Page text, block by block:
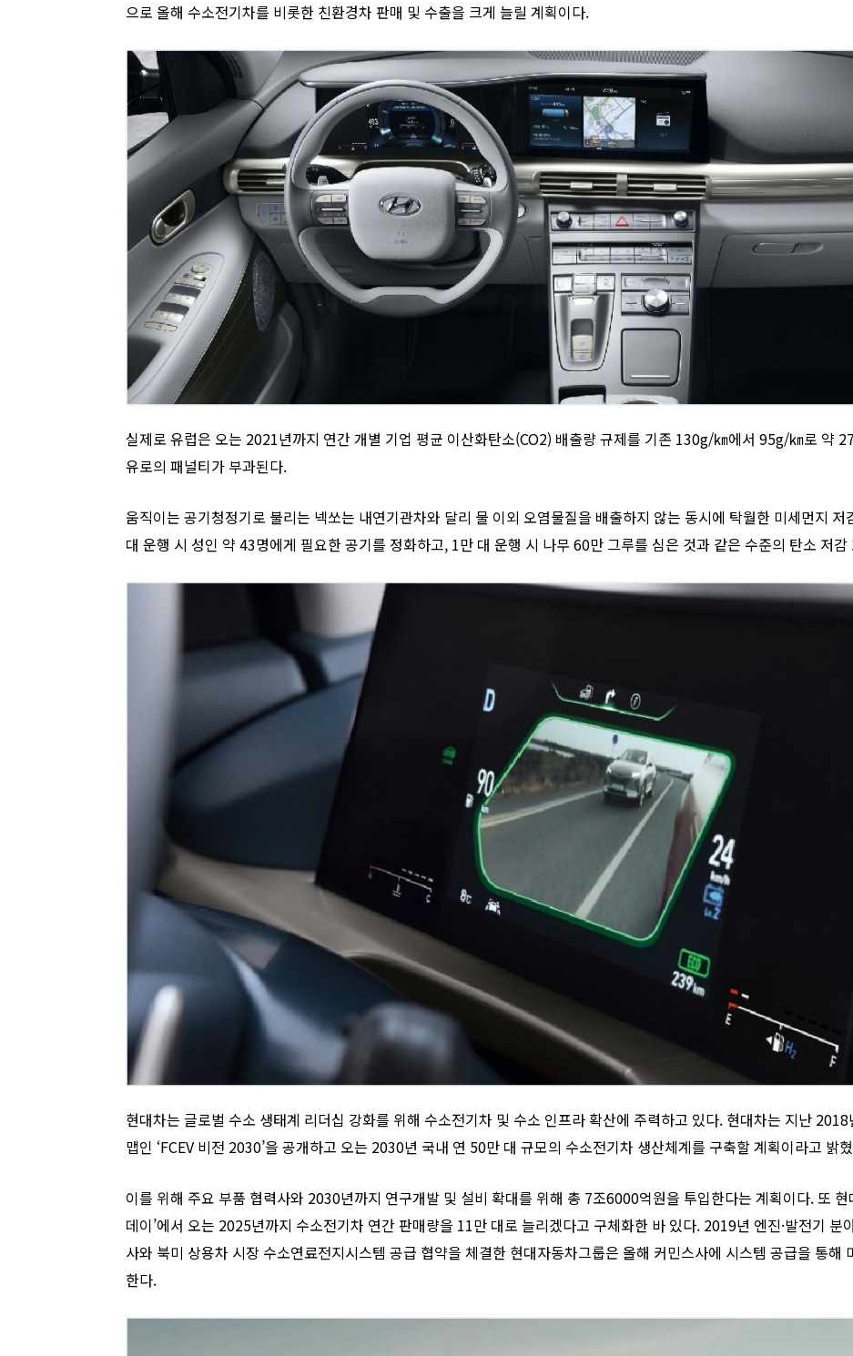
으로 올해 수소전기차를 비롯한 친환경차 판매 및 수출을 크게 늘릴 계획이다.
실제로 유럽은 오는 2021년까지 연간 개별 기업 평균 이산화탄소(CO2) 배출량 규제를 기존 130g/㎞에서 95g/㎞로 약
유로의 패널티가 부과된다.
움직이는 공기청정기로 불리는 넥쏘는 내연기관차와 달리 물 이외 오염물질을 배출하지 않는 동시에 탁월한 미세먼지
대 운행 시 성인 약 43명에게 필요한 공기를 정화하고, 1만 대 운행 시 나무 60만 그루를 심은 것과 같은 수준의 탄소 저감
현대차는 글로벌 수소 생태계 리더십 강화를 위해 수소전기차 및 수소 인프라 확산에 주력하고 있다. 현대차는 지난
맵인 ‘FCEV 비전 2030’을 공개하고 오는 2030년 국내 연 50만 대 규모의 수소전기차 생산체계를 구축할 계획이라고 밝
이를 위해 주요 부품 협력사와 2030년까지 연구개발 및 설비 확대를 위해 총 7조6000억원을 투입한다는 계획이다. 또 현
데이’에서 오는 2025년까지 수소전기차 연간 판매량을 11만 대로 늘리겠다고 구체화한 바 있다. 2019년 엔진·발전기
사와 북미 상용차 시장 수소연료전지시스템 공급 협약을 체결한 현대자동차그룹은 올해 커민스사에 시스템 공급을 통해
한다.